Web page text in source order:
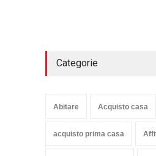
Categorie
Abitare Acquisto casa
acquisto prima casa